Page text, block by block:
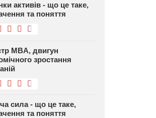
активів - що це таке,
та поняття
MBA, двигун
зростання
сила - що це таке,
та поняття